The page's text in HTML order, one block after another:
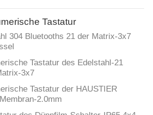
Tastatur
304 Bluetooths 21 der Matrix-3x7
Tastatur des Edelstahl-21
3x7
Tastatur der HAUSTIER
2.0mm